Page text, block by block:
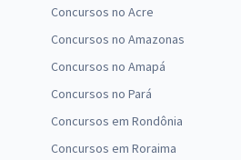
Concursos no Acre
Concursos no Amazonas
Concursos no Amapá
Concursos no Pará
Concursos em Rondônia
Concursos em Roraima